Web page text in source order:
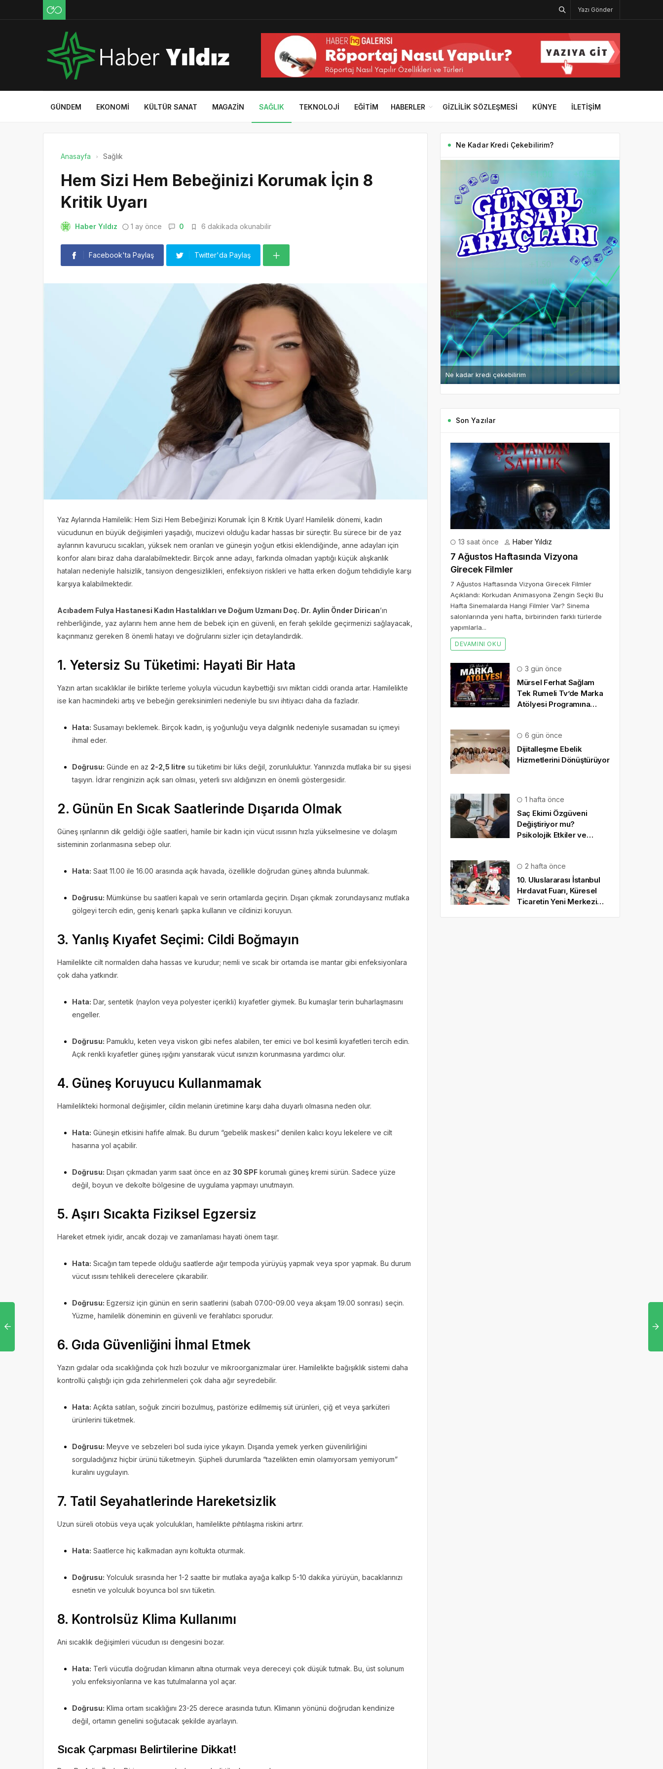
Yazı Gönder
GÜNDEM EKONOMI KÜLTÜR SANAT MAGAZIN SAĞLIK TEKNOLOJI EĞITIM HABERLER GIZLILIK SÖZLEŞMESI KÜNYE İLETIŞIM
Anasayfa Sağlık
Hem Sizi Hem Bebeğinizi Korumak İçin 8
Kritik Uyarı
Haber Yıldız 1 ay önce 0 6 dakikada okunabilir
Facebook'ta Paylaş Twitter'da Paylaş
Yaz Aylarında Hamilelik: Hem Sizi Hem Bebeğinizi Korumak İçin 8 Kritik Uyarı! Hamilelik dönemi, kadın
vücudunun en büyük değişimleri yaşadığı, mucizevi olduğu kadar hassas bir süreçtir. Bu sürece bir de yaz
aylarının kavurucu sıcakları, yüksek nem oranları ve güneşin yoğun etkisi eklendiğinde, anne adayları için
konfor alanı biraz daha daralabilmektedir. Birçok anne adayı, farkında olmadan yaptığı küçük alışkanlık
hataları nedeniyle halsizlik, tansiyon dengesizlikleri, enfeksiyon riskleri ve hatta erken doğum tehdidiyle karşı
karşıya kalabilmektedir.
Acıbadem Fulya Hastanesi Kadın Hastalıkları ve Doğum Uzmanı Doç. Dr. Aylin Önder Dirican’ın
rehberliğinde, yaz aylarını hem anne hem de bebek için en güvenli, en ferah şekilde geçirmenizi sağlayacak,
kaçınmanız gereken 8 önemli hatayı ve doğrularını sizler için detaylandırdık.
1. Yetersiz Su Tüketimi: Hayati Bir Hata
Yazın artan sıcaklıklar ile birlikte terleme yoluyla vücudun kaybettiği sıvı miktarı ciddi oranda artar. Hamilelikte
ise kan hacmindeki artış ve bebeğin gereksinimleri nedeniyle bu sıvı ihtiyacı daha da fazladır.
Hata: Susamayı beklemek. Birçok kadın, iş yoğunluğu veya dalgınlık nedeniyle susamadan su içmeyi
ihmal eder.
Doğrusu: Günde en az 2-2,5 litre su tüketimi bir lüks değil, zorunluluktur. Yanınızda mutlaka bir su şişesi
taşıyın. İdrar renginizin açık sarı olması, yeterli sıvı aldığınızın en önemli göstergesidir.
2. Günün En Sıcak Saatlerinde Dışarıda Olmak
Güneş ışınlarının dik geldiği öğle saatleri, hamile bir kadın için vücut ısısının hızla yükselmesine ve dolaşım
sisteminin zorlanmasına sebep olur.
Hata: Saat 11.00 ile 16.00 arasında açık havada, özellikle doğrudan güneş altında bulunmak.
Doğrusu: Mümkünse bu saatleri kapalı ve serin ortamlarda geçirin. Dışarı çıkmak zorundaysanız mutlaka
gölgeyi tercih edin, geniş kenarlı şapka kullanın ve cildinizi koruyun.
3. Yanlış Kıyafet Seçimi: Cildi Boğmayın
Hamilelikte cilt normalden daha hassas ve kurudur; nemli ve sıcak bir ortamda ise mantar gibi enfeksiyonlara
çok daha yatkındır.
Hata: Dar, sentetik (naylon veya polyester içerikli) kıyafetler giymek. Bu kumaşlar terin buharlaşmasını
engeller.
Doğrusu: Pamuklu, keten veya viskon gibi nefes alabilen, ter emici ve bol kesimli kıyafetleri tercih edin.
Açık renkli kıyafetler güneş ışığını yansıtarak vücut ısınızın korunmasına yardımcı olur.
4. Güneş Koruyucu Kullanmamak
Hamilelikteki hormonal değişimler, cildin melanin üretimine karşı daha duyarlı olmasına neden olur.
Hata: Güneşin etkisini hafife almak. Bu durum “gebelik maskesi” denilen kalıcı koyu lekelere ve cilt
hasarına yol açabilir.
Doğrusu: Dışarı çıkmadan yarım saat önce en az 30 SPF korumalı güneş kremi sürün. Sadece yüze
değil, boyun ve dekolte bölgesine de uygulama yapmayı unutmayın.
5. Aşırı Sıcakta Fiziksel Egzersiz
Hareket etmek iyidir, ancak dozajı ve zamanlaması hayati önem taşır.
Hata: Sıcağın tam tepede olduğu saatlerde ağır tempoda yürüyüş yapmak veya spor yapmak. Bu durum
vücut ısısını tehlikeli derecelere çıkarabilir.
Doğrusu: Egzersiz için günün en serin saatlerini (sabah 07.00-09.00 veya akşam 19.00 sonrası) seçin.
Yüzme, hamilelik döneminin en güvenli ve ferahlatıcı sporudur.
6. Gıda Güvenliğini İhmal Etmek
Yazın gıdalar oda sıcaklığında çok hızlı bozulur ve mikroorganizmalar ürer. Hamilelikte bağışıklık sistemi daha
kontrollü çalıştığı için gıda zehirlenmeleri çok daha ağır seyredebilir.
Hata: Açıkta satılan, soğuk zinciri bozulmuş, pastörize edilmemiş süt ürünleri, çiğ et veya şarküteri
ürünlerini tüketmek.
Doğrusu: Meyve ve sebzeleri bol suda iyice yıkayın. Dışarıda yemek yerken güvenilirliğini
sorguladığınız hiçbir ürünü tüketmeyin. Şüpheli durumlarda “tazelikten emin olamıyorsam yemiyorum”
kuralını uygulayın.
7. Tatil Seyahatlerinde Hareketsizlik
Uzun süreli otobüs veya uçak yolculukları, hamilelikte pıhtılaşma riskini artırır.
Hata: Saatlerce hiç kalkmadan aynı koltukta oturmak.
Doğrusu: Yolculuk sırasında her 1-2 saatte bir mutlaka ayağa kalkıp 5-10 dakika yürüyün, bacaklarınızı
esnetin ve yolculuk boyunca bol sıvı tüketin.
8. Kontrolsüz Klima Kullanımı
Ani sıcaklık değişimleri vücudun ısı dengesini bozar.
Hata: Terli vücutla doğrudan klimanın altına oturmak veya dereceyi çok düşük tutmak. Bu, üst solunum
yolu enfeksiyonlarına ve kas tutulmalarına yol açar.
Doğrusu: Klima ortam sıcaklığını 23-25 derece arasında tutun. Klimanın yönünü doğrudan kendinize
değil, ortamın genelini soğutacak şekilde ayarlayın.
Sıcak Çarpması Belirtilerine Dikkat!
Ne Kadar Kredi Çekebilirim?
Ne kadar kredi çekebilirim
Son Yazılar
13 saat önce Haber Yıldız
7 Ağustos Haftasında Vizyona
Girecek Filmler
7 Ağustos Haftasında Vizyona Girecek Filmler
Açıklandı: Korkudan Animasyona Zengin Seçki Bu
Hafta Sinemalarda Hangi Filmler Var? Sinema
salonlarında yeni hafta, birbirinden farklı türlerde
yapımlarla...
DEVAMINI OKU
3 gün önce
Mürsel Ferhat Sağlam
Tek Rumeli Tv’de Marka
Atölyesi Programına
6 gün önce
Dijitalleşme Ebelik
Hizmetlerini Dönüştürüyor
1 hafta önce
Saç Ekimi Özgüveni
Değiştiriyor mu?
Psikolojik Etkiler ve
2 hafta önce
10. Uluslararası İstanbul
Hırdavat Fuarı, Küresel
Ticaretin Yeni Merkezi